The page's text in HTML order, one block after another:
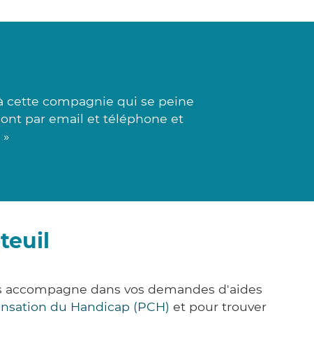
cette compagnie qui se peine
par email et téléphone et
dans vos demandes d'aides
du Handicap (PCH) et pour trouver